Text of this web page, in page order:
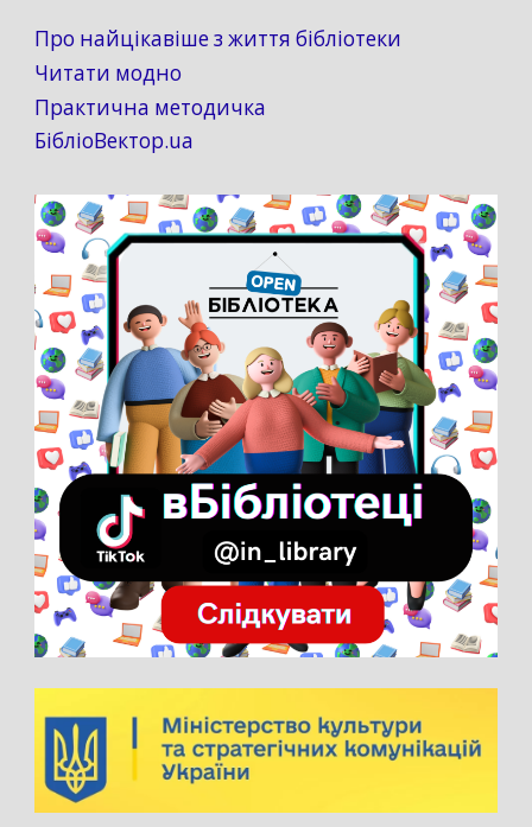
Про найцікавіше з життя бібліотеки
Читати модно
Практична методичка
БібліоВектор.ua